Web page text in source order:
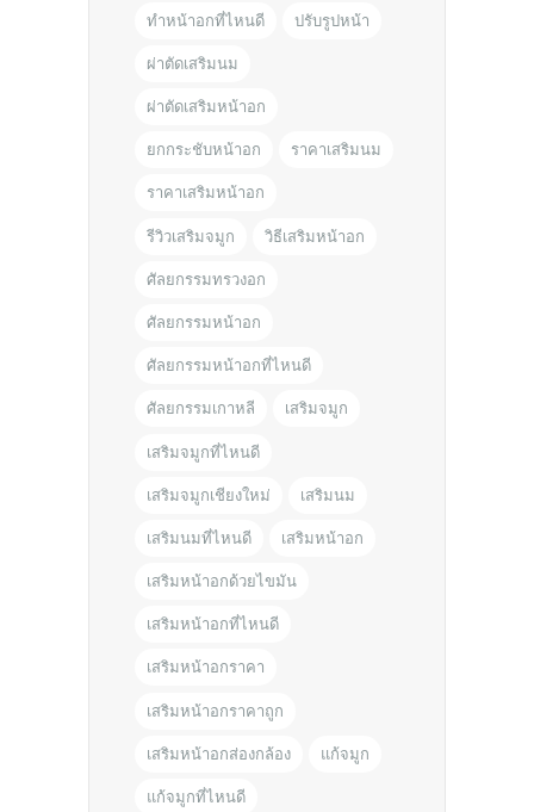
ทำหน้าอกที่ไหนดี ปรับรูปหน้า
ผ่าตัดเสริมนม
ผ่าตัดเสริมหน้าอก
ยกกระชับหน้าอก ราคาเสริมนม
ราคาเสริมหน้าอก
รีวิวเสริมจมูก วิธีเสริมหน้าอก
ศัลยกรรมทรวงอก
ศัลยกรรมหน้าอก
ศัลยกรรมหน้าอกที่ไหนดี
ศัลยกรรมเกาหลี เสริมจมูก
เสริมจมูกที่ไหนดี
เสริมจมูกเชียงใหม่ เสริมนม
เสริมนมที่ไหนดี เสริมหน้าอก
เสริมหน้าอกด้วยไขมัน
เสริมหน้าอกที่ไหนดี
เสริมหน้าอกราคา
เสริมหน้าอกราคาถูก
เสริมหน้าอกส่องกล้อง แก้จมูก
แก้จมูกที่ไหนดี